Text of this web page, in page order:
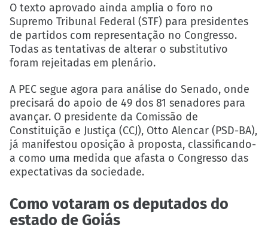
O texto aprovado ainda amplia o foro no
Supremo Tribunal Federal (STF) para presidentes
de partidos com representação no Congresso.
Todas as tentativas de alterar o substitutivo
foram rejeitadas em plenário.
A PEC segue agora para análise do Senado, onde
precisará do apoio de 49 dos 81 senadores para
avançar. O presidente da Comissão de
Constituição e Justiça (CCJ), Otto Alencar (PSD-BA),
já manifestou oposição à proposta, classificando-
a como uma medida que afasta o Congresso das
expectativas da sociedade.
Como votaram os deputados do
estado de Goiás